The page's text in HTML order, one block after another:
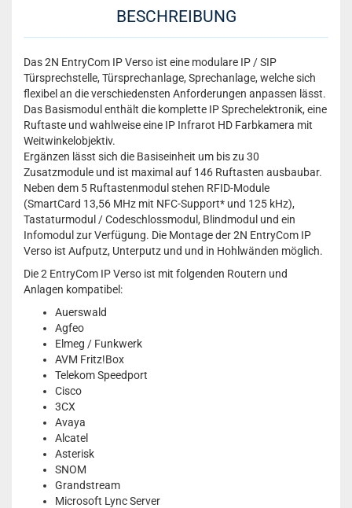
BESCHREIBUNG
Das 2N EntryCom IP Verso ist eine modulare IP / SIP
Türsprechstelle, Türsprechanlage, Sprechanlage, welche sich
flexibel an die verschiedensten Anforderungen anpassen lässt.
Das Basismodul enthält die komplette IP Sprechelektronik, eine
Ruftaste und wahlweise eine IP Infrarot HD Farbkamera mit
Weitwinkelobjektiv.
Ergänzen lässt sich die Basiseinheit um bis zu 30
Zusatzmodule und ist maximal auf 146 Ruftasten ausbaubar.
Neben dem 5 Ruftastenmodul stehen RFID-Module
(SmartCard 13,56 MHz mit NFC-Support* und 125 kHz),
Tastaturmodul / Codeschlossmodul, Blindmodul und ein
Infomodul zur Verfügung. Die Montage der 2N EntryCom IP
Verso ist Aufputz, Unterputz und und in Hohlwänden möglich.
Die 2 EntryCom IP Verso ist mit folgenden Routern und
Anlagen kompatibel:
Auerswald
Agfeo
Elmeg / Funkwerk
AVM Fritz!Box
Telekom Speedport
Cisco
3CX
Avaya
Alcatel
Asterisk
SNOM
Grandstream
Microsoft Lync Server